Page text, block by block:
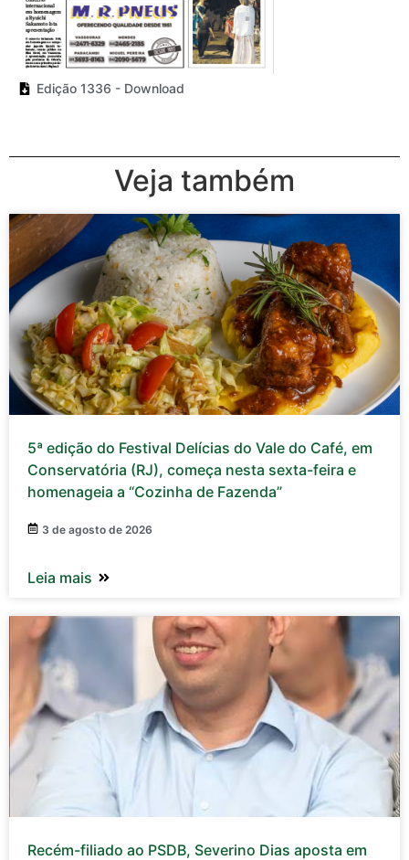
Edição 1336 - Download
Veja também
5ª edição do Festival Delícias do Vale do Café, em
Conservatória (RJ), começa nesta sexta-feira e
homenageia a “Cozinha de Fazenda”
3 de agosto de 2026
Leia mais
Recém-filiado ao PSDB, Severino Dias aposta em